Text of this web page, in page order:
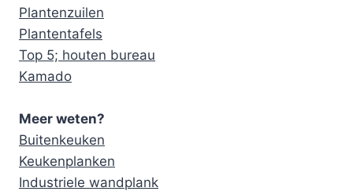
Plantenzuilen
Plantentafels
Top 5; houten bureau
Kamado
Meer weten?
Buitenkeuken
Keukenplanken
Industriele wandplank